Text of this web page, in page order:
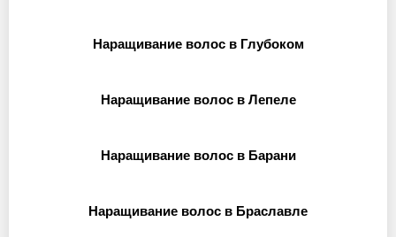
Наращивание волос в Глубоком
Наращивание волос в Лепеле
Наращивание волос в Барани
Наращивание волос в Браславле